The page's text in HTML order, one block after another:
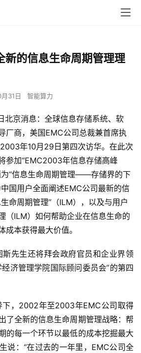
新的信息生命周期管理理
31日 智能算力
北京消息 ：全球信息存储系统、软
厂商，美国EMC公司总裁兼首席执
年10月29日第四次访华。在此次
参加“EMC2003年信息存储高峰
为“信息生命周期管理――存储界的下
国用户全面阐述EMC公司最新的信
命周期管理”（ILM），以及与用户
（ILM）如何帮助企业在信息生命的
成本获得最大价值。
先生还将拜会政府官员和企业界领
济管理学院国际顾问委员会”的第四
，2002年至2003年EMC公司取得
了全新的信息生命周期管理战略：帮
的每一个环节以最低的成本挖掘最大
说：“在过去的一年里，EMC公司全